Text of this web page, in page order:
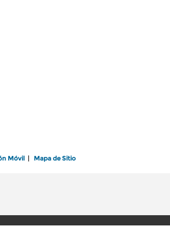
Móvil Mapa de Sitio